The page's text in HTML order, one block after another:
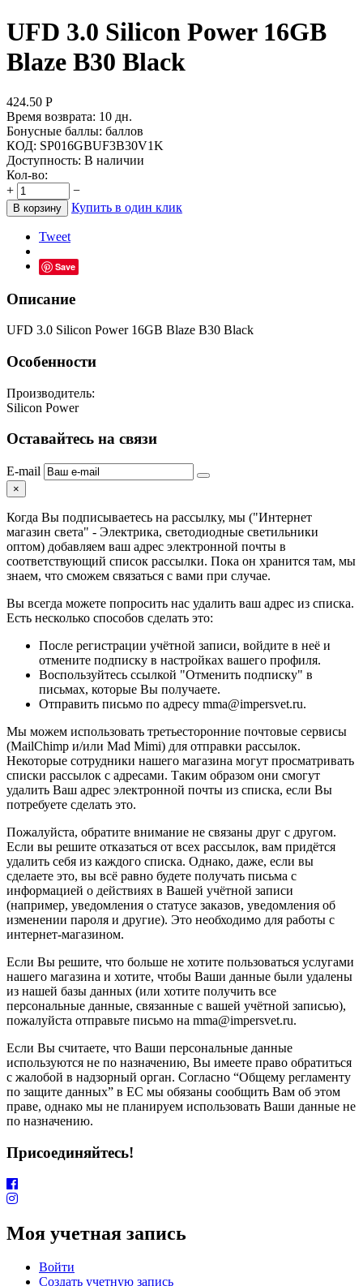
UFD 3.0 Silicon Power 16GB
Blaze B30 Black
424.50 Р
Время возврата: 10 дн.
Бонусные баллы: баллов
КОД: SP016GBUF3B30V1K
Доступность: В наличии
Кол-во:
+
−
В корзину Купить в один клик
Tweet
Save
Описание
UFD 3.0 Silicon Power 16GB Blaze B30 Black
Особенности
Производитель:
Silicon Power
Оставайтесь на связи
E-mail
×
Когда Вы подписываетесь на рассылку, мы ("Интернет
магазин света" - Электрика, светодиодные светильники
оптом) добавляем ваш адрес электронной почты в
соответствующий список рассылки. Пока он хранится там, мы
знаем, что сможем связаться с вами при случае.
Вы всегда можете попросить нас удалить ваш адрес из списка.
Есть несколько способов сделать это:
После регистрации учётной записи, войдите в неё и
отмените подписку в настройках вашего профиля.
Воспользуйтесь ссылкой "Отменить подписку" в
письмах, которые Вы получаете.
Отправить письмо по адресу mma@impersvet.ru.
Мы можем использовать третьесторонние почтовые сервисы
(MailChimp и/или Mad Mimi) для отправки рассылок.
Некоторые сотрудники нашего магазина могут просматривать
списки рассылок с адресами. Таким образом они смогут
удалить Ваш адрес электронной почты из списка, если Вы
потребуете сделать это.
Пожалуйста, обратите внимание не связаны друг с другом.
Если вы решите отказаться от всех рассылок, вам придётся
удалить себя из каждого списка. Однако, даже, если вы
сделаете это, вы всё равно будете получать письма с
информацией о действиях в Вашей учётной записи
(например, уведомления о статусе заказов, уведомления об
изменении пароля и другие). Это необходимо для работы с
интернет-магазином.
Если Вы решите, что больше не хотите пользоваться услугами
нашего магазина и хотите, чтобы Ваши данные были удалены
из нашей базы данных (или хотите получить все
персональные данные, связанные с вашей учётной записью),
пожалуйста отправьте письмо на mma@impersvet.ru.
Если Вы считаете, что Ваши персональные данные
используются не по назначению, Вы имеете право обратиться
с жалобой в надзорный орган. Согласно “Общему регламенту
по защите данных” в ЕС мы обязаны сообщить Вам об этом
праве, однако мы не планируем использовать Ваши данные не
по назначению.
Присоединяйтесь!
Моя учетная запись
Войти
Создать учетную запись